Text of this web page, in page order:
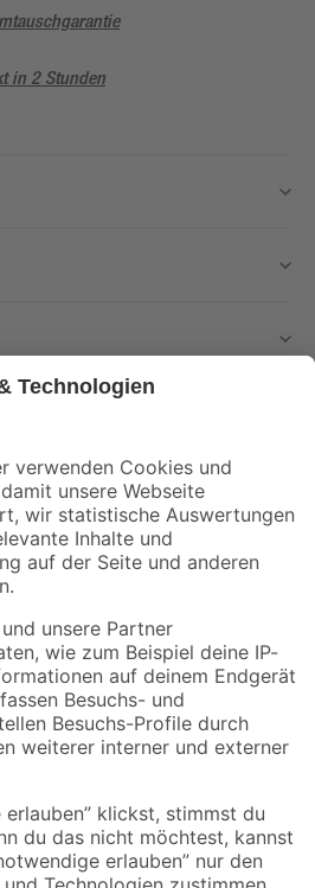
in 2 Stunden
und Aktionen mehr verpassen!
Versandarten